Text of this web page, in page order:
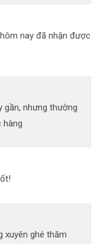
nay đã nhận được
gần, nhưng thường
hàng
xuyên ghé thăm